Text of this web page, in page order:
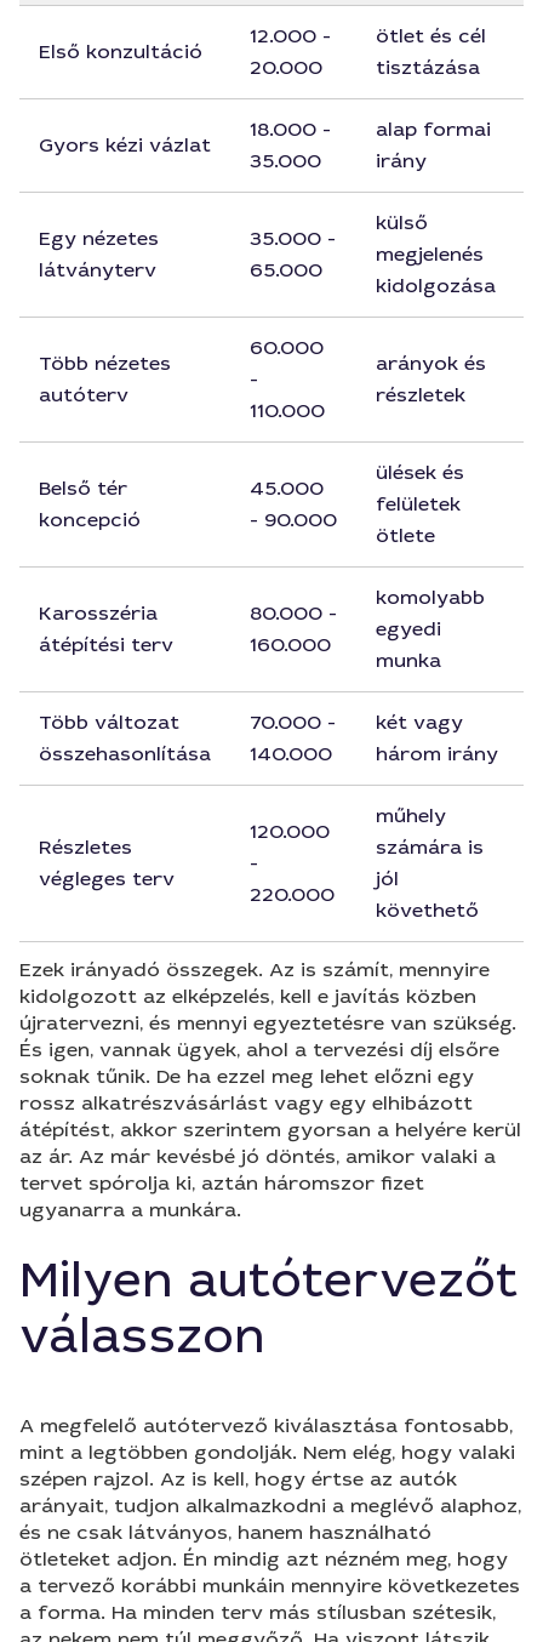
Első konzultáció
12.000 -
20.000
ötlet és cél
tisztázása
Gyors kézi vázlat
18.000 -
35.000
alap formai
irány
Egy nézetes
látványterv
35.000 -
65.000
külső
megjelenés
kidolgozása
Több nézetes
autóterv
60.000
-
110.000
arányok és
részletek
Belső tér
koncepció
45.000
- 90.000
ülések és
felületek
ötlete
Karosszéria
átépítési terv
80.000 -
160.000
komolyabb
egyedi
munka
Több változat
összehasonlítása
70.000 -
140.000
két vagy
három irány
Részletes
végleges terv
120.000
-
220.000
műhely
számára is
jól
követhető
Ezek irányadó összegek. Az is számít, mennyire
kidolgozott az elképzelés, kell e javítás közben
újratervezni, és mennyi egyeztetésre van szükség.
És igen, vannak ügyek, ahol a tervezési díj elsőre
soknak tűnik. De ha ezzel meg lehet előzni egy
rossz alkatrészvásárlást vagy egy elhibázott
átépítést, akkor szerintem gyorsan a helyére kerül
az ár. Az már kevésbé jó döntés, amikor valaki a
tervet spórolja ki, aztán háromszor fizet
ugyanarra a munkára.
Milyen autótervezőt
válasszon
A megfelelő autótervező kiválasztása fontosabb,
mint a legtöbben gondolják. Nem elég, hogy valaki
szépen rajzol. Az is kell, hogy értse az autók
arányait, tudjon alkalmazkodni a meglévő alaphoz,
és ne csak látványos, hanem használható
ötleteket adjon. Én mindig azt nézném meg, hogy
a tervező korábbi munkáin mennyire következetes
a forma. Ha minden terv más stílusban szétesik,